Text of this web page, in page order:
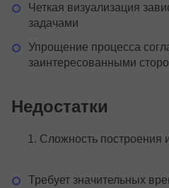
Четкая визуализация
задачами
Упрощение процесса
заинтересованными
Недостатки
Сложность построения
Требует значительных